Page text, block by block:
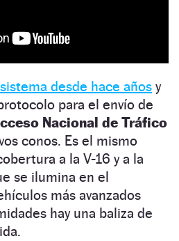
desde hace años y
para el envío de
Nacional de Tráfico
conos. Es el mismo
a la V-16 y a la
se ilumina en el
más avanzados
hay una baliza de